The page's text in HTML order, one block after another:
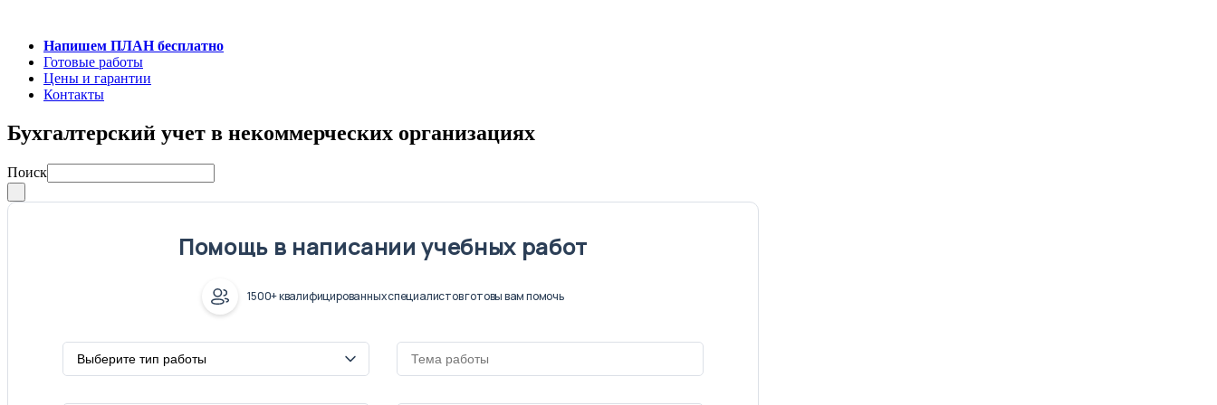
Напишем ПЛАН бесплатно
Готовые работы
Цены и гарантии
Контакты
Бухгалтерский учет в некоммерческих организациях
Поиск
Помощь в написании учебных работ
1500+ квалифицированных специалистов готовы вам помочь